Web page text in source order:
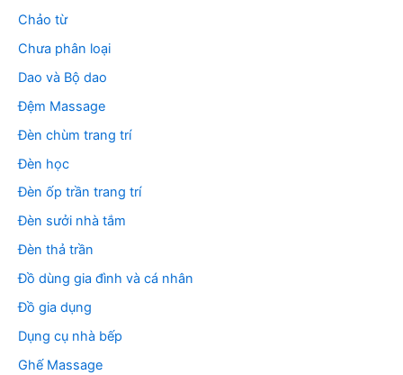
Chảo từ
Chưa phân loại
Dao và Bộ dao
Đệm Massage
Đèn chùm trang trí
Đèn học
Đèn ốp trần trang trí
Đèn sưởi nhà tắm
Đèn thả trần
Đồ dùng gia đình và cá nhân
Đồ gia dụng
Dụng cụ nhà bếp
Ghế Massage